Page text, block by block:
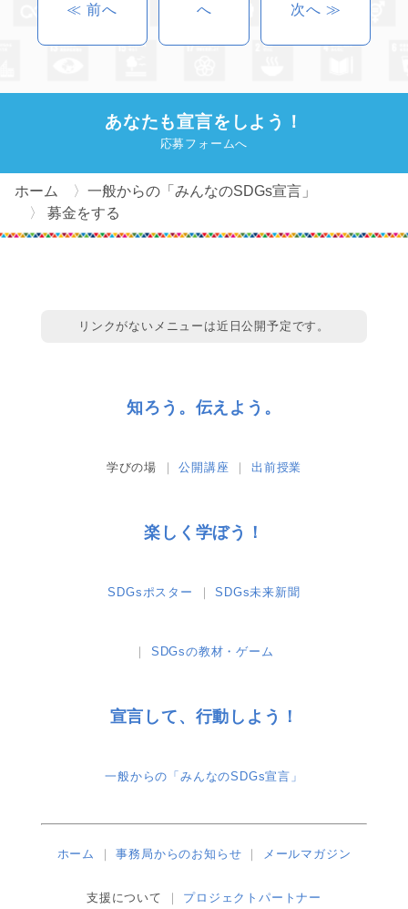
≪ 前へ へ 次へ ≫
あなたも宣言をしよう！
応募フォームへ
ホーム
一般からの「みんなのSDGs宣言」
募金をする
リンクがないメニューは近日公開予定です。
知ろう。伝えよう。
学びの場 公開講座 出前授業
楽しく学ぼう！
SDGsポスター SDGs未来新聞
SDGsの教材・ゲーム
宣言して、行動しよう！
一般からの「みんなのSDGs宣言」
ホーム 事務局からのお知らせ メールマガジン
支援について プロジェクトパートナー